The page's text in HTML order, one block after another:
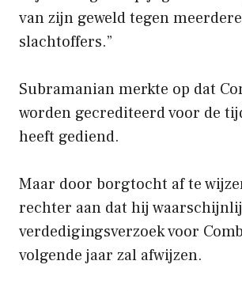
van zijn geweld tegen meerdere
slachtoffers.”
Subramanian merkte op dat
worden gecrediteerd voor de
heeft gediend.
Maar door borgtocht af te
rechter aan dat hij
verdedigingsverzoek voor
volgende jaar zal afwijzen.